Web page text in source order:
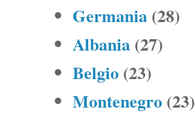
Germania (28)
Albania (27)
Belgio (23)
Montenegro (23)